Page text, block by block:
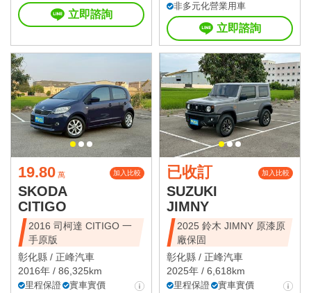
立即諮詢
非多元化營業用車
立即諮詢
19.80 萬 加入比較
SKODA
CITIGO
2016 司柯達 CITIGO 一
手原版
彰化縣 / 正峰汽車
2016年 / 86,325km
里程保證
實車實價
已收訂 加入比較
SUZUKI
JIMNY
2025 鈴木 JIMNY 原漆原
廠保固
彰化縣 / 正峰汽車
2025年 / 6,618km
里程保證
實車實價